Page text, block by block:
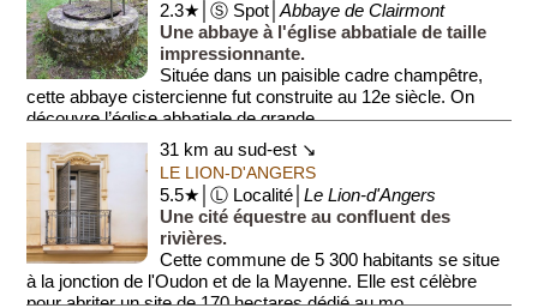
2.3★│Ⓢ Spot│Abbaye de Clairmont
Une abbaye à l'église abbatiale de taille
impressionnante.
Située dans un paisible cadre champêtre,
cette abbaye cistercienne fut construite au 12e siècle. On
découvre l’église abbatiale de grande...
31 km au sud-est ↘
LE LION-D'ANGERS
5.5★│Ⓛ Localité│Le Lion-d'Angers
Une cité équestre au confluent des
rivières.
Cette commune de 5 300 habitants se situe
à la jonction de l'Oudon et de la Mayenne. Elle est célèbre
pour abriter un site de 170 hectares dédié au mo...